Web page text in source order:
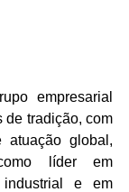
empresarial
de tradição, com
atuação global,
líder em
industrial e em